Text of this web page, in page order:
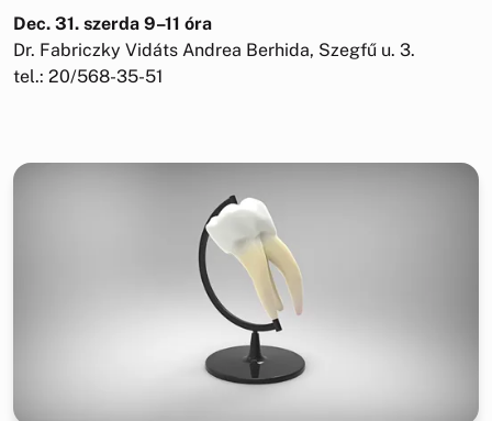
Dec. 31. szerda 9–11 óra
Dr. Fabriczky Vidáts Andrea Berhida, Szegfű u. 3.
tel.: 20/568-35-51